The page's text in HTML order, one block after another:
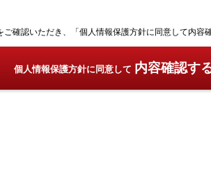
ご確認いただき、「個人情報保護方針に同意して内容
個人情報保護方針に同意して 内容確認す